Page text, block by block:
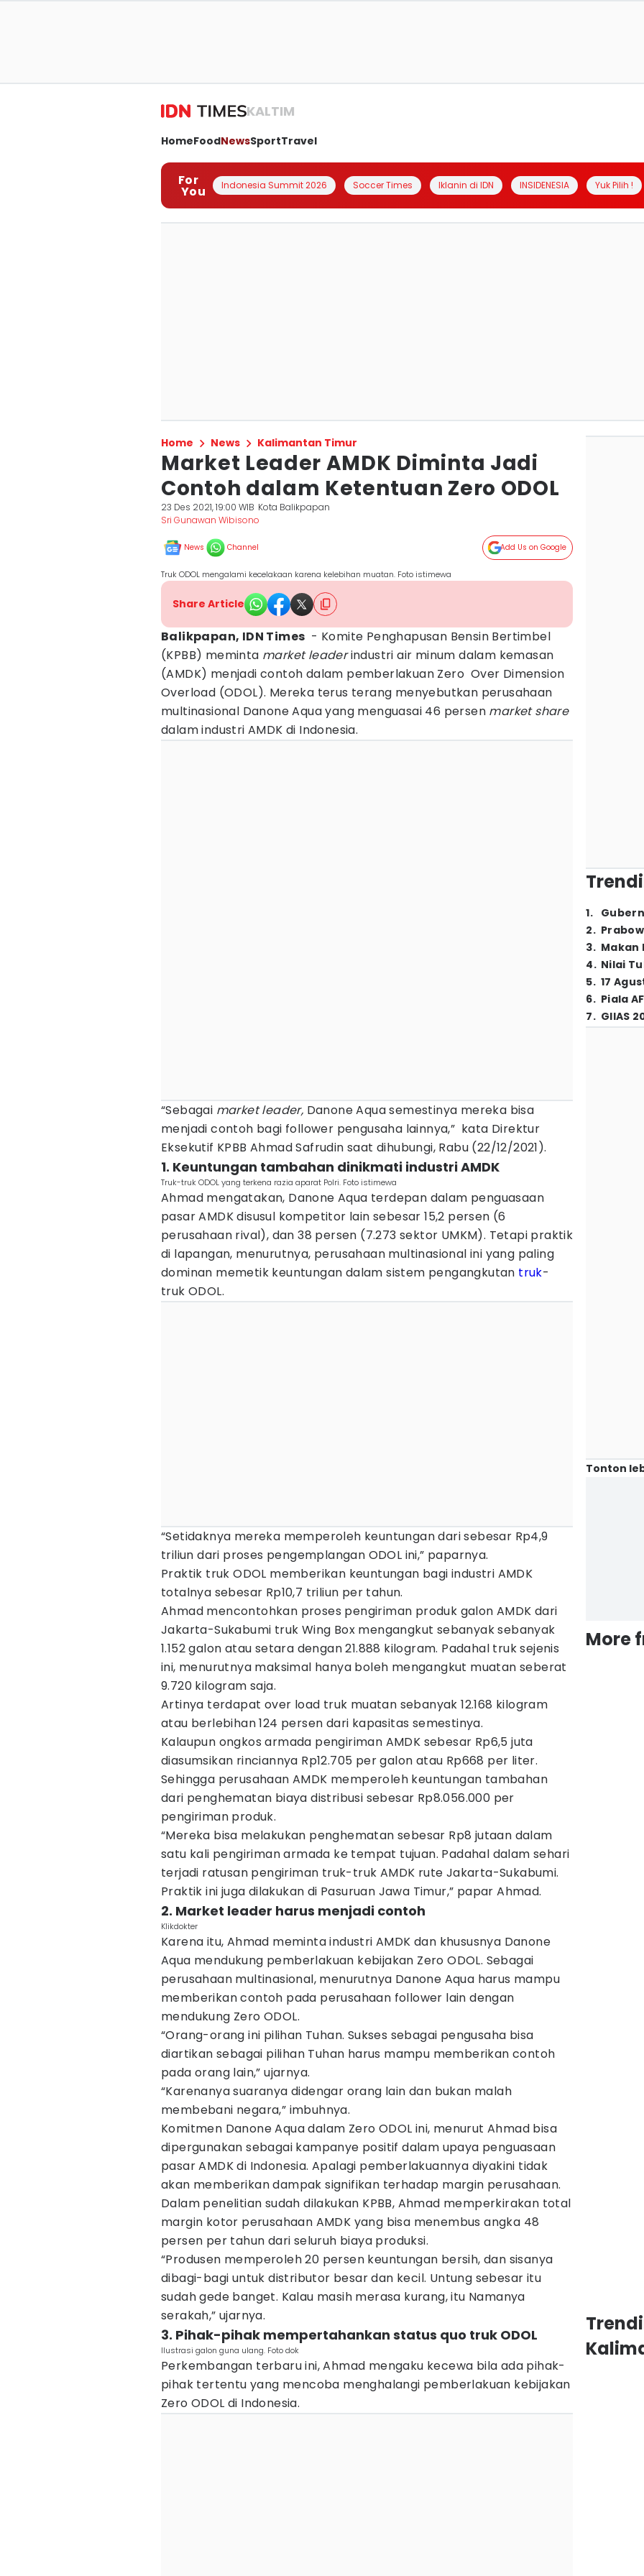
KALTIM
HomeFoodNewsSportTravel
For
You Indonesia Summit 2026 Soccer Times Iklanin di IDN INSIDENESIA Yuk Pilih !
Home News Kalimantan Timur
Market Leader AMDK Diminta Jadi
Contoh dalam Ketentuan Zero ODOL
23 Des 2021, 19:00 WIB Kota Balikpapan
Sri Gunawan Wibisono
News Channel Add Us on Google
Truk ODOL mengalami kecelakaan karena kelebihan muatan. Foto istimewa
Share Article
Balikpapan, IDN Times - Komite Penghapusan Bensin Bertimbel
(KPBB) meminta market leaderindustri air minum dalam kemasan
(AMDK) menjadi contoh dalam pemberlakuan Zero Over Dimension
Overload (ODOL). Mereka terus terang menyebutkan perusahaan
multinasional Danone Aqua yang menguasai 46 persen market share
dalam industri AMDK di Indonesia.
“Sebagai market leader, Danone Aqua semestinya mereka bisa
menjadi contoh bagi follower pengusaha lainnya,” kata Direktur
Eksekutif KPBB Ahmad Safrudin saat dihubungi, Rabu (22/12/2021).
1. Keuntungan tambahan dinikmati industri AMDK
Truk-truk ODOL yang terkena razia aparat Polri. Foto istimewa
Ahmad mengatakan, Danone Aqua terdepan dalam penguasaan
pasar AMDK disusul kompetitor lain sebesar 15,2 persen (6
perusahaan rival), dan 38 persen (7.273 sektor UMKM). Tetapi praktik
di lapangan, menurutnya, perusahaan multinasional ini yang paling
dominan memetik keuntungan dalam sistem pengangkutan truk-
truk ODOL.
“Setidaknya mereka memperoleh keuntungan dari sebesar Rp4,9
triliun dari proses pengemplangan ODOL ini,” paparnya.
Praktik truk ODOL memberikan keuntungan bagi industri AMDK
totalnya sebesar Rp10,7 triliun per tahun.
Ahmad mencontohkan proses pengiriman produk galon AMDK dari
Jakarta-Sukabumi truk Wing Box mengangkut sebanyak sebanyak
1.152 galon atau setara dengan 21.888 kilogram. Padahal truk sejenis
ini, menurutnya maksimal hanya boleh mengangkut muatan seberat
9.720 kilogram saja.
Artinya terdapat over load truk muatan sebanyak 12.168 kilogram
atau berlebihan 124 persen dari kapasitas semestinya.
Kalaupun ongkos armada pengiriman AMDK sebesar Rp6,5 juta
diasumsikan rinciannya Rp12.705 per galon atau Rp668 per liter.
Sehingga perusahaan AMDK memperoleh keuntungan tambahan
dari penghematan biaya distribusi sebesar Rp8.056.000 per
pengiriman produk.
“Mereka bisa melakukan penghematan sebesar Rp8 jutaan dalam
satu kali pengiriman armada ke tempat tujuan. Padahal dalam sehari
terjadi ratusan pengiriman truk-truk AMDK rute Jakarta-Sukabumi.
Praktik ini juga dilakukan di Pasuruan Jawa Timur,” papar Ahmad.
2. Market leader harus menjadi contoh
Klikdokter
Karena itu, Ahmad meminta industri AMDK dan khususnya Danone
Aqua mendukung pemberlakuan kebijakan Zero ODOL. Sebagai
perusahaan multinasional, menurutnya Danone Aqua harus mampu
memberikan contoh pada perusahaan follower lain dengan
mendukung Zero ODOL.
“Orang-orang ini pilihan Tuhan. Sukses sebagai pengusaha bisa
diartikan sebagai pilihan Tuhan harus mampu memberikan contoh
pada orang lain,” ujarnya.
“Karenanya suaranya didengar orang lain dan bukan malah
membebani negara,” imbuhnya.
Komitmen Danone Aqua dalam Zero ODOL ini, menurut Ahmad bisa
dipergunakan sebagai kampanye positif dalam upaya penguasaan
pasar AMDK di Indonesia. Apalagi pemberlakuannya diyakini tidak
akan memberikan dampak signifikan terhadap margin perusahaan.
Dalam penelitian sudah dilakukan KPBB, Ahmad memperkirakan total
margin kotor perusahaan AMDK yang bisa menembus angka 48
persen per tahun dari seluruh biaya produksi.
“Produsen memperoleh 20 persen keuntungan bersih, dan sisanya
dibagi-bagi untuk distributor besar dan kecil. Untung sebesar itu
sudah gede banget. Kalau masih merasa kurang, itu Namanya
serakah,” ujarnya.
3. Pihak-pihak mempertahankan status quo truk ODOL
Ilustrasi galon guna ulang. Foto dok
Perkembangan terbaru ini, Ahmad mengaku kecewa bila ada pihak-
pihak tertentu yang mencoba menghalangi pemberlakuan kebijakan
Zero ODOL di Indonesia.
1.
2.
3. Makan
4. Nilai
5. 17
6. Piala
7. GIIAS
Tonton
More